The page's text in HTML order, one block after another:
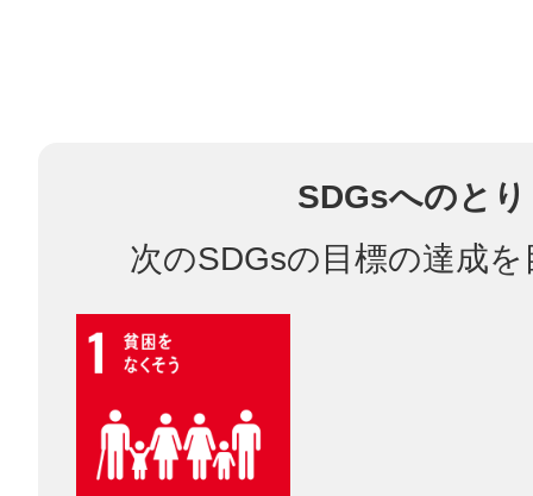
SDGsへのと
次のSDGsの目標の達成